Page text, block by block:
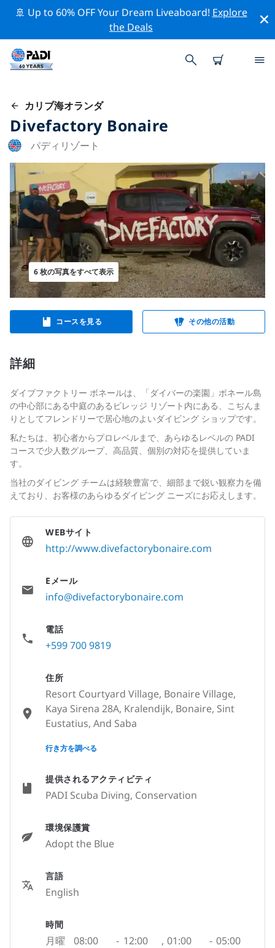
🚢 Up to 60% OFF Your Dream Liveaboard! Explore
the Deals
カリブ海オランダ
Divefactory Bonaire
パディリゾート
6 枚の写真をすべて表示
コースを見る その他の活動
詳細
ダイブファクトリー ボネールは、「ダイバーの楽園」ボネール島
の中心部にある中庭のあるビレッジ リゾート内にある、こぢんま
りとしてフレンドリーで居心地のよいダイビング ショップです。
私たちは、 初心者からプロレベルまで、あらゆるレベルの PADI
コースで少人数グループ、高品質、個別の対応を提供していま
す。
当社のダイビング チームは経験豊富で、細部まで鋭い観察力を備
えており、お客様のあらゆるダイビング ニーズにお応えします。
提供されるアクティビティ
PADI Scuba Diving, Conservation
環境保護賞
Adopt the Blue
言語
English
時間
月曜
08:00
- 12:00
, 01:00
- 05:00
WEBサイト
http://www.divefactorybonaire.com
Eメール
info@divefactorybonaire.com
電話
+599 700 9819
住所
Resort Courtyard Village, Bonaire Village,
Kaya Sirena 28A, Kralendijk, Bonaire, Sint
Eustatius, And Saba
None
行き方を調べる